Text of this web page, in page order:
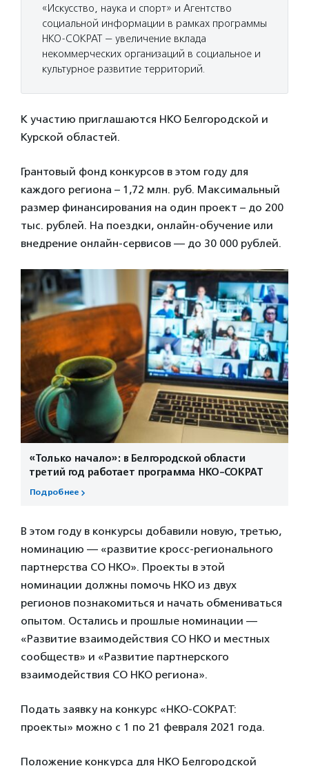
«Искусство, наука и спорт» и Агентство
социальной информации в рамках программы
НКО-СОКРАТ — увеличение вклада
некоммерческих организаций в социальное и
культурное развитие территорий.
К участию приглашаются НКО Белгородской и
Курской областей.
Грантовый фонд конкурсов в этом году для
каждого региона – 1,72 млн. руб. Максимальный
размер финансирования на один проект – до 200
тыс. рублей. На поездки, онлайн-обучение или
внедрение онлайн-сервисов — до 30 000 рублей.
«Только начало»: в Белгородской области
третий год работает программа НКО-СОКРАТ
Подробнее
В этом году в конкурсы добавили новую, третью,
номинацию — «развитие кросс-регионального
партнерства СО НКО». Проекты в этой
номинации должны помочь НКО из двух
регионов познакомиться и начать обмениваться
опытом. Остались и прошлые номинации —
«Развитие взаимодействия СО НКО и местных
сообществ» и «Развитие партнерского
взаимодействия СО НКО региона».
Подать заявку на конкурс «НКО-СОКРАТ:
проекты» можно с 1 по 21 февраля 2021 года.
Положение конкурса для НКО Белгородской